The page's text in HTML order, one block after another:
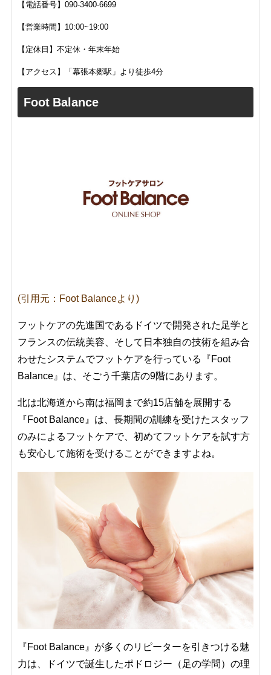
【電話番号】090-3400-6699
【営業時間】10:00~19:00
【定休日】不定休・年末年始
【アクセス】「幕張本郷駅」より徒歩4分
Foot Balance
(引用元：Foot Balanceより)
フットケアの先進国であるドイツで開発された足学と
フランスの伝統美容、そして日本独自の技術を組み合
わせたシステムでフットケアを行っている『Foot
Balance』は、そごう千葉店の9階にあります。
北は北海道から南は福岡まで約15店舗を展開する
『Foot Balance』は、長期間の訓練を受けたスタッフ
のみによるフットケアで、初めてフットケアを試す方
も安心して施術を受けることができますよね。
『Foot Balance』が多くのリピーターを引きつける魅
力は、ドイツで誕生したポドロジー（足の学問）の理